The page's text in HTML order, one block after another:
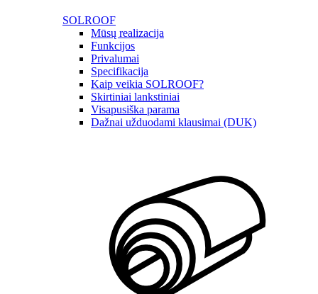
SOLROOF
Mūsų realizacija
Funkcijos
Privalumai
Specifikacija
Kaip veikia SOLROOF?
Skirtiniai lankstiniai
Visapusiška parama
Dažnai užduodami klausimai (DUK)